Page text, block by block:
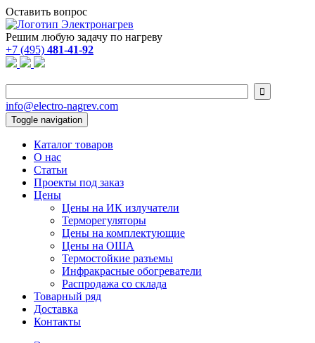
Оставить вопрос
Решим любую задачу по нагреву
+7 (495) 481-41-92

info@electro-nagrev.com
Toggle navigation
Каталог товаров
О нас
Статьи
Проекты под заказ
Цены
Цены на ИК излучатели
Терморегуляторы
Цены на комплектующие
Цены на ОША
Термостойкие разъемы
Инфракрасные обогреватели
Распродажа со склада
Товарный ряд
Доставка
Контакты